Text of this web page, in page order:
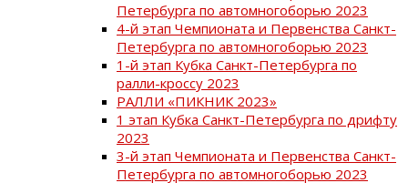
Петербурга по автомногоборью 2023
4-й этап Чемпионата и Первенства Санкт-
Петербурга по автомногоборью 2023
1-й этап Кубка Санкт-Петербурга по
ралли-кроссу 2023
РАЛЛИ «ПИКНИК 2023»
1 этап Кубка Санкт-Петербурга по дрифту
2023
3-й этап Чемпионата и Первенства Санкт-
Петербурга по автомногоборью 2023